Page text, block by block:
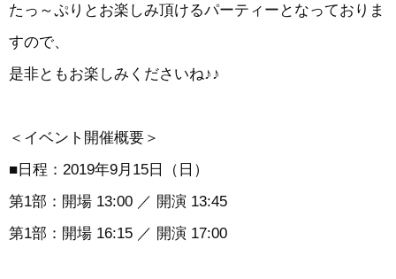
たっ～ぷりとお楽しみ頂けるパーティーとなっておりま
すので、
是非ともお楽しみくださいね♪♪
＜イベント開催概要＞
■日程：2019年9月15日（日）
第1部：開場 13:00 ／ 開演 13:45
第1部：開場 16:15 ／ 開演 17:00